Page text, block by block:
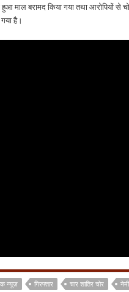
माल बरामद किया गया तथा आरोपियों से
है।
न्यूज़ गिरफ्तार चार शातिर चोर